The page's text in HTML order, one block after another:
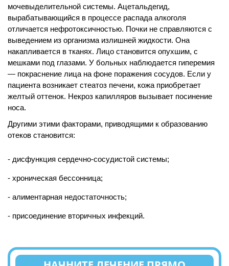
мочевыделительной системы. Ацетальдегид,
вырабатывающийся в процессе распада алкоголя
отличается нефротоксичностью. Почки не справляются с
выведением из организма излишней жидкости. Она
накапливается в тканях. Лицо становится опухшим, с
мешками под глазами. У больных наблюдается гиперемия
— покраснение лица на фоне поражения сосудов. Если у
пациента возникает стеатоз печени, кожа приобретает
желтый оттенок. Некроз капилляров вызывает посинение
носа.
Другими этими факторами, приводящими к образованию
отеков становится:
дисфункция сердечно-сосудистой системы;
хроническая бессонница;
алиментарная недостаточность;
присоединение вторичных инфекций.